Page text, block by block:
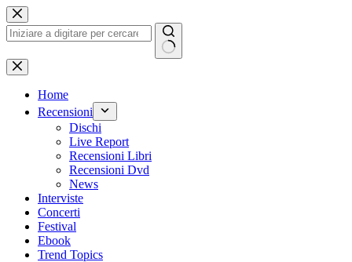
Salta
al
contenuto
Nessun
risultato
Home
Recensioni
Dischi
Live Report
Recensioni Libri
Recensioni Dvd
News
Interviste
Concerti
Festival
Ebook
Trend Topics